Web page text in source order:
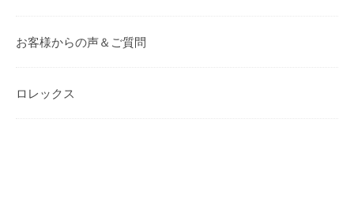
お客様からの声＆ご質問
ロレックス